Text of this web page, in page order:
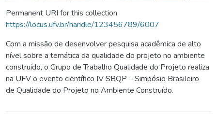
Permanent URI for this collection
https://locus.ufv.br/handle/123456789/6007
Com a missão de desenvolver pesquisa acadêmica de alto
nível sobre a temática da qualidade do projeto no ambiente
construído, o Grupo de Trabalho Qualidade do Projeto realiza
na UFV o evento científico IV SBQP – Simpósio Brasileiro
de Qualidade do Projeto no Ambiente Construído.